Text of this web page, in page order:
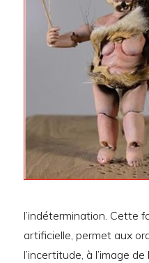
l’indétermination. Cette
artificielle, permet aux
l’incertitude, à l’image